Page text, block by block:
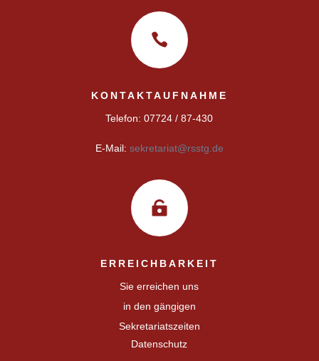

KONTAKTAUFNAHME
Telefon: 07724 / 87-430
E-Mail: sekretariat@rsstg.de

ERREICHBARKEIT
Sie erreichen uns
in den gängigen
Sekretariatszeiten
Datenschutz